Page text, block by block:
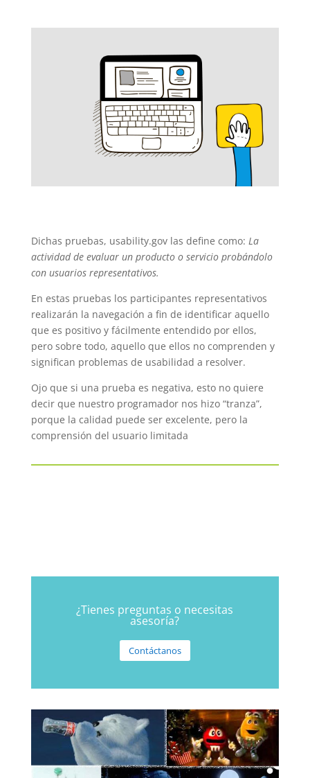
Dichas pruebas, usability.gov las define como: La
actividad de evaluar un producto o servicio probándolo
con usuarios representativos.
En estas pruebas los participantes representativos
realizarán la navegación a fin de identificar aquello
que es positivo y fácilmente entendido por ellos,
pero sobre todo, aquello que ellos no comprenden y
significan problemas de usabilidad a resolver.
Ojo que si una prueba es negativa, esto no quiere
decir que nuestro programador nos hizo “tranza”,
porque la calidad puede ser excelente, pero la
comprensión del usuario limitada
¿Tienes preguntas o necesitas
asesoría?
Contáctanos